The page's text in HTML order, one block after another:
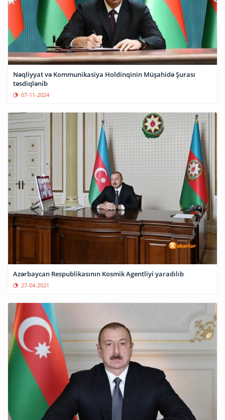
Nəqliyyat və Kommunikasiya Holdinqinin Müşahidə Şurası
təsdiqlənib
07-11-2024
Azərbaycan Respublikasının Kosmik Agentliyi yaradılıb
27-04-2021